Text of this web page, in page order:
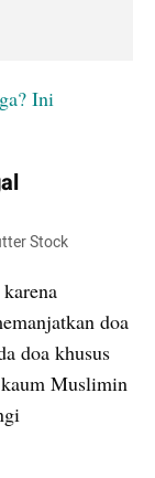
Ini
Stock
doa
doa khusus
Muslimin